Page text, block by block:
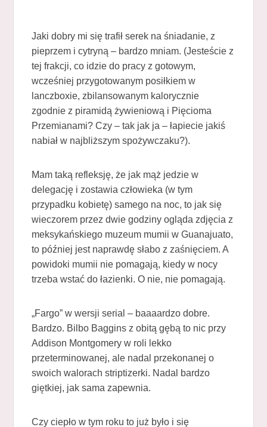
Jaki dobry mi się trafił serek na śniadanie, z
pieprzem i cytryną – bardzo mniam. (Jesteście z
tej frakcji, co idzie do pracy z gotowym,
wcześniej przygotowanym posiłkiem w
lanczboxie, zbilansowanym kalorycznie
zgodnie z piramidą żywieniową i Pięcioma
Przemianami? Czy – tak jak ja – łapiecie jakiś
nabiał w najbliższym spożywczaku?).
Mam taką refleksję, że jak mąż jedzie w
delegację i zostawia człowieka (w tym
przypadku kobietę) samego na noc, to jak się
wieczorem przez dwie godziny ogląda zdjęcia z
meksykańskiego muzeum mumii w Guanajuato,
to później jest naprawdę słabo z zaśnięciem. A
powidoki mumii nie pomagają, kiedy w nocy
trzeba wstać do łazienki. O nie, nie pomagają.
„Fargo” w wersji serial – baaaardzo dobre.
Bardzo. Bilbo Baggins z obitą gębą to nic przy
Addison Montgomery w roli lekko
przeterminowanej, ale nadal przekonanej o
swoich walorach striptizerki. Nadal bardzo
giętkiej, jak sama zapewnia.
Czy ciepło w tym roku to już było i się